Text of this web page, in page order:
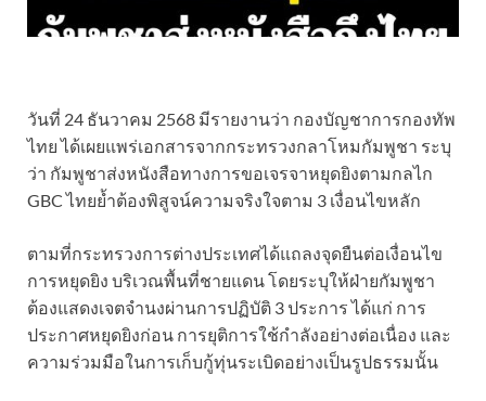
วันที่ 24 ธันวาคม 2568 มีรายงานว่า กองบัญชาการกองทัพ
ไทย ได้เผยแพร่เอกสารจากกระทรวงกลาโหมกัมพูชา ระบุ
ว่า กัมพูชาส่งหนังสือทางการขอเจรจาหยุดยิงตามกลไก
GBC ไทยย้ำต้องพิสูจน์ความจริงใจตาม 3 เงื่อนไขหลัก
ตามที่กระทรวงการต่างประเทศได้แถลงจุดยืนต่อเงื่อนไข
การหยุดยิง บริเวณพื้นที่ชายแดน โดยระบุให้ฝ่ายกัมพูชา
ต้องแสดงเจตจำนงผ่านการปฏิบัติ 3 ประการ ได้แก่ การ
ประกาศหยุดยิงก่อน การยุติการใช้กำลังอย่างต่อเนื่อง และ
ความร่วมมือในการเก็บกู้ทุ่นระเบิดอย่างเป็นรูปธรรมนั้น